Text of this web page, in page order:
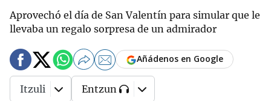
Aprovechó el día de San Valentín para simular que le
llevaba un regalo sorpresa de un admirador
Añádenos en Google
Itzuli Entzun